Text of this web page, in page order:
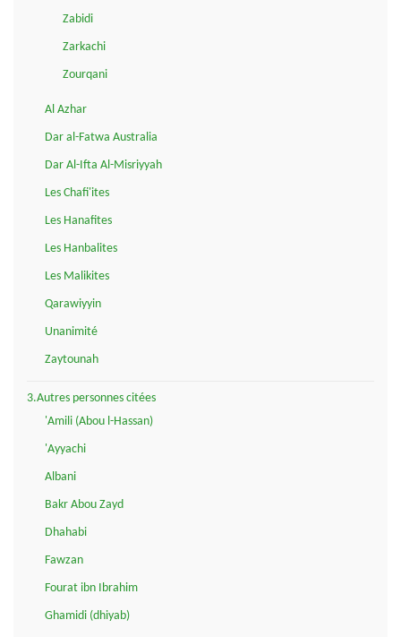
Zabidi
Zarkachi
Zourqani
Al Azhar
Dar al-Fatwa Australia
Dar Al-Ifta Al-Misriyyah
Les Chafi'ites
Les Hanafites
Les Hanbalites
Les Malikites
Qarawiyyin
Unanimité
Zaytounah
3.Autres personnes citées
'Amili (Abou l-Hassan)
'Ayyachi
Albani
Bakr Abou Zayd
Dhahabi
Fawzan
Fourat ibn Ibrahim
Ghamidi (dhiyab)